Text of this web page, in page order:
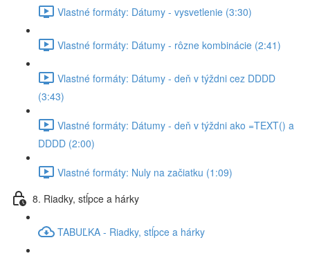
Vlastné formáty: Dátumy - vysvetlenie (3:30)
Vlastné formáty: Dátumy - rôzne kombinácie (2:41)
Vlastné formáty: Dátumy - deň v týždni cez DDDD
(3:43)
Vlastné formáty: Dátumy - deň v týždni ako =TEXT() a
DDDD (2:00)
Vlastné formáty: Nuly na začiatku (1:09)
8. Riadky, stĺpce a hárky
TABUĽKA - Riadky, stĺpce a hárky